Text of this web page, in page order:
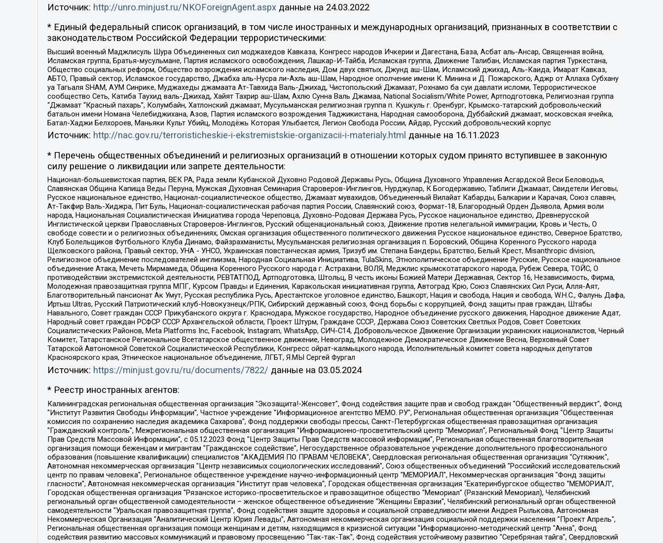
Источник: http://unro.minjust.ru/NKOForeignAgent.aspxданные на 24.03.2022
* Единый федеральный список организаций, в том числе иностранных и международных организаций, признанных в соответствии с
законодательством Российской Федерации террористическими:
Высший военный Маджлисуль Шура Объединенных сил моджахедов Кавказа, Конгресс народов Ичкерии и Дагестана, База, Асбат аль-Ансар, Священная война,
Исламская группа, Братья-мусульмане, Партия исламского освобождения, Лашкар-И-Тайба, Исламская группа, Движение Талибан, Исламская партия Туркестана,
Общество социальных реформ, Общество возрождения исламского наследия, Дом двух святых, Джунд аш-Шам, Исламский джихад, Аль-Каида, Имарат Кавказ,
АБТО, Правый сектор, Исламское государство, Джабха аль-Нусра ли-Ахль аш-Шам, Народное ополчение имени К. Минина и Д. Пожарского, Аджр от Аллаха Субхану
уа Тагьаля SHAM, АУМ Синрике, Муджахеды джамаата Ат-Тавхида Валь-Джихад, Чистопольский Джамаат, Рохнамо ба суи давлати исломи, Террористическое
сообщество Сеть, Катиба Таухид валь-Джихад, Хайят Тахрир аш-Шам, Ахлю Сунна Валь Джамаа, National Socialism/White Power, Артподготовка, Религиозная группа
“Джамаат “Красный пахарь”, Колумбайн, Хатлонский джамаат, Мусульманская религиозная группа п. Кушкуль г. Оренбург, Крымско-татарский добровольческий
батальон имени Номана Челебиджихана, Азов, Партия исламского возрождения Таджикистана, Народная самооборона, Дуббайский джамаат, московская ячейка,
Батал-Хаджи Белхороев, Маньяки Культ Убийц, Молодёжь Которая Улыбается, Легион Свобода России, Айдар, Русский добровольческий корпус
Источник: http://nac.gov.ru/terroristicheskie-i-ekstremistskie-organizacii-i-materialy.html данные на 16.11.2023
* Перечень общественных объединений и религиозных организаций в отношении которых судом принято вступившее в законную
силу решение о ликвидации или запрете деятельности:
Национал-большевистская партия, ВЕК РА, Рада земли Кубанской Духовно Родовой Державы Русь, Община Духовного Управления Асгардской Веси Беловодья,
Славянская Община Капища Веды Перуна, Мужская Духовная Семинария Староверов-Инглингов, Нурджулар, К Богодержавию, Таблиги Джамаат, Свидетели Иеговы,
Русское национальное единство, Национал-социалистическое общество, Джамаат мувахидов, Объединенный Вилайат Кабарды, Балкарии и Карачая, Союз славян,
Ат-Такфир Валь-Хиджра, Пит Буль, Национал-социалистическая рабочая партия России, Славянский союз, Формат-18, Благородный Орден Дьявола, Армия воли
народа, Национальная Социалистическая Инициатива города Череповца, Духовно-Родовая Держава Русь, Русское национальное единство, Древнерусской
Инглистической церкви Православных Староверов-Инглингов, Русский общенациональный союз, Движение против нелегальной иммиграции, Кровь и Честь, О
свободе совести и о религиозных объединениях, Омская организация общественного политического движения Русское национальное единство, Северное Братство,
Клуб Болельщиков Футбольного Клуба Динамо, Файзрахманисты, Мусульманская религиозная организация п. Боровский, Община Коренного Русского народа
Щелковского района, Правый сектор, УНА - УНСО, Украинская повстанческая армия, Тризуб им. Степана Бандеры, Братство, Белый Крест, Misanthropic division,
Религиозное объединение последователей инглиизма, Народная Социальная Инициатива, TulaSkins, Этнополитическое объединение Русские, Русское национальное
объединение Атака, Мечеть Мирмамеда, Община Коренного Русского народа г. Астрахани, ВОЛЯ, Меджлис крымскотатарского народа, Рубеж Севера, ТОЙС, О
противодействии экстремистской деятельности, РЕВТАТПОД, Артподготовка, Штольц, В честь иконы Божией Матери Державная, Сектор 16, Независимость, Фирма,
Молодежная правозащитная группа МПГ, Курсом Правды и Единения, Каракольская инициативная группа, Автоград Крю, Союз Славянских Сил Руси, Алля-Аят,
Благотворительный пансионат Ак Умут, Русская республика Русь, Арестантское уголовное единство, Башкорт, Нация и свобода, Нация и свобода, W.H.С., Фалунь Дафа,
Иртыш Ultras, Русский Патриотический клуб-Новокузнецк/РПК, Сибирский державный союз, Фонд борьбы с коррупцией, Фонд защиты прав граждан, Штабы
Навального, Совет граждан СССР Прикубанского округа г. Краснодара, Мужское государство, Народное объединение русского движения, Народное движение Адат,
Народный совет граждан РСФСР СССР Архангельской области, Проект Штурм, Граждане СССР, Держава Союз Советских Светлых Родов, Совет Советских
Социалистических Районов, Meta Platforms Inc, Facebook, Instagram, WhatsApp, СИЧ-С14, Добровольческое Движение Организации украинских националистов, Черный
Комитет, Татарстанское Региональное Всетатарское общественное движение, Невоград, Молодежное Демократическое Движение Весна, Верховный Совет
Татарской Автономной Советской Социалистической Республики, Конгресс ойрат-калмыцкого народа, Исполнительный комитет совета народных депутатов
Красноярского края, Этническое национальное объединение, ЛГБТ, Я.МЫ Сергей Фургал
Источник: https://minjust.gov.ru/ru/documents/7822/ данные на 03.05.2024
* Реестр иностранных агентов:
Калининградская региональная общественная организация "Экозащита!-Женсовет", Фонд содействия защите прав и свобод граждан "Общественный вердикт", Фонд "Институт Развития Свободы Информации", Частное учреждение "Информационное агентство МЕМО. РУ", Региональная общественная организация "Общественная комиссия по сохранению наследия академика Сахарова", Фонд поддержки свободы прессы, Санкт-Петербургская общественная правозащитная организация "Гражданский контроль", Межрегиональная общественная организация "Информационно-просветительский центр "Мемориал", Региональный Фонд "Центр Защиты Прав Средств Массовой Информации", с 05.12.2023 Фонд "Центр Защиты Прав Средств массовой информации", Региональная общественная благотворительная организация помощи беженцам и мигрантам "Гражданское содействие", Негосударственное образовательное учреждение дополнительного профессионального образования (повышение квалификации) специалистов "АКАДЕМИЯ ПО ПРАВАМ ЧЕЛОВЕКА", Свердловская региональная общественная организация "Сутяжник", Автономная некоммерческая организация "Центр независимых социологических исследований", Союз общественных объединений "Российский исследовательский центр по правам человека", Региональное общественное учреждение научно-информационный центр "МЕМОРИАЛ", Некоммерческая организация "Фонд защиты гласности", Автономная некоммерческая организация "Институт прав человека", Городская общественная организация "Екатеринбургское общество "МЕМОРИАЛ", Городская общественная организация "Рязанское историко-просветительское и правозащитное общество "Мемориал" (Рязанский Мемориал), Челябинский региональный орган общественной самодеятельности – женское общественное объединение "Женщины Евразии", Челябинский региональный орган общественной самодеятельности "Уральская правозащитная группа", Фонд содействия защите здоровья и социальной справедливости имени Андрея Рылькова, Автономная Некоммерческая Организация "Аналитический Центр Юрия Левады", Автономная некоммерческая организация социальной поддержки населения "Проект Апрель", Региональная общественная организация помощи женщинам и детям, находящимся в кризисной ситуации "Информационно-методический центр "Анна", Фонд содействия развитию массовых коммуникаций и правовому просвещению "Так-так-Так", Фонд содействия устойчивому развитию "Серебряная тайга", Свердловский региональный общественный фонд социальных проектов "Новое время", "Idel.Реалии", Кавказ.Реалии, Крым.Реалии, Телеканал Настоящее Время, Татаро-башкирская служба Радио Свобода (Azatliq Radiosi), Радио Свободная Европа/Радио Свобода (PCE/PC), "Сибирь.Реалии", "Фактограф", Благотворительный фонд помощи осужденным и их семьям, Автономная некоммерческая организация "Институт глобализации и социальных движений", Фонд "В защиту прав заключенных", Частное учреждение "Центр поддержки и содействия развитию средств массовой информации", Пензенский региональный общественный благотворительный фонд "Гражданский союз", "Север.Реалии", Некоммерческая организация Фонд "Правовая инициатива", Общество с ограниченной ответственностью "Радио Свободная Европа/Радио Свобода", Чешское информационное агентство "MEDIUM-ORIENT", Красноярская региональная общественная организация "Мы против СПИДа", Камалягин Денис Николаевич, Маркелов Сергей Евгеньевич, Пономарев Лев Александрович, Савицкая Людмила Алексеевна, Автономная некоммерческая организация "Центр по работе с проблемой насилия "НАСИЛИЮ.НЕТ", Межрегиональный профессиональный союз работников здравоохранения "Альянс врачей", Юридическое лицо, зарегистрированное в Латвийской Республике, SIA "Medusa Project" (регистрационный номер 40103797863, дата регистрации 10.06.2014), Некоммерческая организация "Фонд по борьбе с коррупцией", Автономная некоммерческая организация "Институт права и публичной политики", Баданин Роман Сергеевич, Гликин Максим Александрович, Железнова Мария Михайловна, Лукьянова Юлия Сергеевна, Маетная Елизавета Витальевна, Маняхин Петр Борисович, Чуракова Ольга Владимировна, Ярош Юлия Петровна, Юридическое лицо "The Insider SIA", зарегистрированное в Риге, Латвийская Республика (дата регистрации 26.06.2015), являющееся администратором доменного имени интернет-издания "The Insider SIA", https://theins.ru, Постернак Алексей Евгеньевич, Рубин Михаил Аркадьевич, Анин Роман Александрович, Юридическое лицо Istories fonds, зарегистрированное в Латвийской Республике (регистрационный номер 50008295751, дата регистрации 24.02.2020), Великовский Дмитрий Александрович, Долинина Ирина Николаевна, Мароховская Алеся Алексеевна, Шлейнов Роман Юрьевич, Шмагун Олеся Валентиновна, Общество с ограниченной ответственностью "Альтаир 2021", Общество с ограниченной ответственностью "Вега 2021", Общество с ограниченной ответственностью "Главный редактор 2021", Общество с ограниченной ответственностью "Ромашки монолит", Важенков Артем Валерьевич, Ивановская областная общественная организация "Центр гендерных исследований", Гурман Юрий Альбертович, Медиапроект "ОВД-Инфо", Егоров Владимир Владимирович, Жилинский Владимир Александрович, Общество с ограниченной ответственностью "ЗП", Иванова София Юрьевна, Карезина Инна Павловна, Кильтау Екатерина Викторовна, Петров Алексей Викторович, Пискунов Сергей Евгеньевич, Смирнов Сергей Сергеевич, Тихонов Михаил Сергеевич, Общество с ограниченной ответственностью "ЖУРНАЛИСТ-ИНОСТРАННЫЙ АГЕНТ", Арапова Галина Юрьевна, Вольтская Татьяна Анатольевна, Американская компания "Mason G.E.S. Anonymous Foundation" (США), являющаяся владельцем интернет-издания https://mnews.world/, Компания "Stichting Bellingcat", зарегистрированная в Нидерландах (дата регистрации 11.07.2018), Захаров Андрей Вячеславович, Клепиковская Екатерина Дмитриевна, Общество с ограниченной ответственностью "МЕМО", Перл Роман Александрович, Симонов Евгений Алексеевич, Соловьева Елена Анатольевна, Сотников Даниил Владимирович, Сурначева Елизавета Дмитриевна, Автономная некоммерческая организация по защите прав человека и информированию населения "Якутия – Наше Мнение", Общество с ограниченной ответственностью "Москоу диджитал медиа", с 26.01.2023 Общество с ограниченной ответственностью "Чайка Белые сады", Ветошкина Валерия Валерьевна, Заговора Максим Александрович, Межрегиональное общественное движение "Российская ЛГБТ - сеть", Оленичев Максим Владимирович, Павлов Иван Юрьевич, Скворцова Елена Сергеевна, Общество с ограниченной ответственностью "Как бы инагент", Кочетков Игорь Викторович, Общество с ограниченной ответственностью "Честные выборы", Еланчик Олег Александрович, Общество с ограниченной ответственностью "Нобелевский призыв", Гималова Регина Эмилевна, Григорьев Андрей Валерьевич, Григорьева Алина Александровна, Ассоциация по содействию защите прав призывников, альтернативнослужащих и военнослужащих "Правозащитная группа "Гражданин.Армия.Право", Хисамова Регина Фаритовна, Автономная некоммерческая организация по реализации социально-правовых программ "Лилит", Дальневосточное общественное движение "Маяк", Санкт-Петербургская ЛГБТ-инициативная группа "Выход", Инициативная группа ЛГБТ+ "Реверс", Алексеев Андрей Викторович, Бекбулатова Таисия Львовна, Беляев Иван Михайлович, Владыкина Елена Сергеевна, Гельман Марат Александрович, Никульшина Вероника Юрьевна, Толоконникова Надежда Андреевна, Шендерович Виктор Анатольевич, Общество с ограниченной ответственностью "Данное сообщение", Общество с ограниченной ответственностью Издательский дом "Новая глава", Айнбиндер Александра Александровна, Московский комьюнити-центр для ЛГБТ+инициатив, Благотворительный фонд развития филантропии, Deutsche Welle (Германия, Kurt-Schumacher-Strasse 3, 53113 Bonn), Борзунова Мария Михайловна, Воробьев Виктор Викторович, Голубева Анна Львовна, Константинова Алла Михайловна, Малкова Ирина Владимировна, Мурадов Мурад Абдулгалимович, Осетинская Елизавета Николаевна, Понасенков Евгений Николаевич, Ганапольский Матвей Юрьевич, Киселев Евгений Алексеевич, Борухович Ирина Григорьевна, Дремин Иван Тимофеевич, Дубровский Дмитрий Викторович, Красноярская региональная общественная организация поддержки и развития альтернативных образовательных технологий и межкультурных коммуникаций "ИНТЕРРА", Маяковская Екатерина Алексеевна, Фейгин Марк Захарович, Филимонов Андрей Викторович, Дзугкоева Регина Николаевна, Доброхотов Роман Александрович, Дудь Юрий Александрович, Елкин Сергей Владимирович, Кругликов Кирилл Игоревич, Сабунаева Мария Леонидовна, Семенов Алексей Владимирович, Шаинян Карен Багратович, Шульман Екатерина Михайловна, Асафьев Артур Валерьевич, Вахштайн Виктор Семенович, Венедиктов Алексей Алексеевич, Лушникова Екатерина Евгеньевна, Волков Леонид Михайлович, Невзоров Александр Глебович, Пархоменко Сергей Борисович, Сироткин Ярослав Николаевич, Кара-Мурза Владимир Владимирович, Баранова Наталья Владимировна, Гозман Леонид Яковлевич, Кагарлицкий Борис Юльевич, Климарев Михаил Валерьевич, Милов Владимир Станиславович, Автономная некоммерческая организация Краснодарский центр современного искусства "Типография", Моргенштерн Алишер Тагирович, Соболь Любовь Эдуардовна, Общество с ограниченной ответственностью "ЛИЗА НОРМ", Каспаров Гарри Кимович, Ходорковский Михаил Борисович, Общество с ограниченной ответственностью "Апрельские тезисы", Данилович Ирина Брониславовна, Кашин Олег Владимирович, Петров Николай Владимирович, Пивоваров Алексей Владимирович, Соколов Михаил Владимирович, Цветкова Юлия Владимировна, Чичваркин Евгений Александрович, Комитет против пыток/Команда против пыток, Общество с ограниченной ответственностью "Первый научный", Общество с ограниченной ответственностью "Вертолет и ко", Белоцерковская Вероника Борисовна, Кац Максим Евгеньевич, Лазарева Татьяна Юрьевна, Шаведдинов Руслан Табризович, Яшин Илья Валерьевич, Общество с ограниченной ответственностью "Иноагент ААВ", Алешковский Дмитрий Петрович, Альбац Евгения Марковна, Быков Дмитрий Львович, Галямина Юлия Евгеньевна, Лойко Сергей Леонидович, Мартынов Кирилл Константинович, Медведев Сергей Александрович, Крашенинников Федор Геннадиевич, Гордеева Катерина Вл